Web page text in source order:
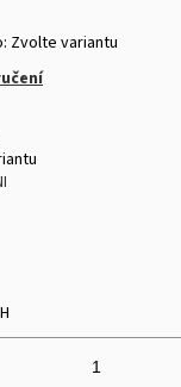
Zvolte variantu